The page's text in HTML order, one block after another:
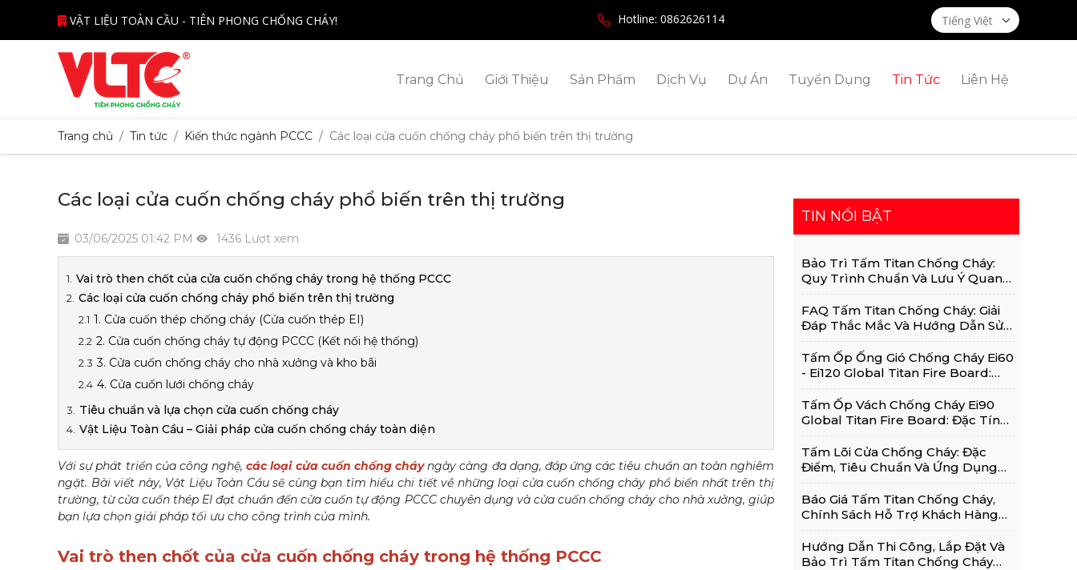
VẬT LIỆU TOÀN CẦU - TIÊN PHONG CHỐNG CHÁY! Hotline: 0862626114 Tiếng Việt
Trang Chủ Giới Thiệu Sản Phẩm Dịch Vụ Dự Án Tuyển Dụng Tin Tức Liên Hệ
Trang chủ Tin tức Kiến thức ngành PCCC Các loại cửa cuốn chống cháy phổ biến trên thị trường
Các loại cửa cuốn chống cháy phổ biến trên thị trường
03/06/2025 01:42 PM 1436 Lượt xem
Vai trò then chốt của cửa cuốn chống cháy trong hệ thống PCCC
Các loại cửa cuốn chống cháy phổ biến trên thị trường
1. Cửa cuốn thép chống cháy (Cửa cuốn thép EI)
2. Cửa cuốn chống cháy tự động PCCC (Kết nối hệ thống)
3. Cửa cuốn chống cháy cho nhà xưởng và kho bãi
4. Cửa cuốn lưới chống cháy
Tiêu chuẩn và lựa chọn cửa cuốn chống cháy
Vật Liệu Toàn Cầu – Giải pháp cửa cuốn chống cháy toàn diện
Với sự phát triển của công nghệ,các loại cửa cuốn chống cháyngày càng đa dạng, đáp ứng các tiêu chuẩn an toàn nghiêm
ngặt. Bài viết này, Vật Liệu Toàn Cầu sẽ cùng bạn tìm hiểu chi tiết về những loại cửa cuốn chống cháy phổ biến nhất trên thị
trường, từ cửa cuốn thép EI đạt chuẩn đến cửa cuốn tự động PCCC chuyên dụng và cửa cuốn chống cháy cho nhà xưởng, giúp
bạn lựa chọn giải pháp tối ưu cho công trình của mình.
Vai trò then chốt của cửa cuốn chống cháy trong hệ thống PCCC
TIN NỔI BẬT
Bảo Trì Tấm Titan Chống Cháy:
Quy Trình Chuẩn Và Lưu Ý Quan
FAQ Tấm Titan Chống Cháy: Giải
Đáp Thắc Mắc Và Hướng Dẫn Sử
Tấm Ốp Ống Gió Chống Cháy Ei60
- Ei120 Global Titan Fire Board:
Tấm Ốp Vách Chống Cháy Ei90
Global Titan Fire Board: Đặc Tính,
Tấm Lõi Cửa Chống Cháy: Đặc
Điểm, Tiêu Chuẩn Và Ứng Dụng
Báo Giá Tấm Titan Chống Cháy,
Chính Sách Hỗ Trợ Khách Hàng
Dụng Hiệu Quả
Hướng Dẫn Thi Công, Lắp Đặt Và
Bảo Trì Tấm Titan Chống Cháy